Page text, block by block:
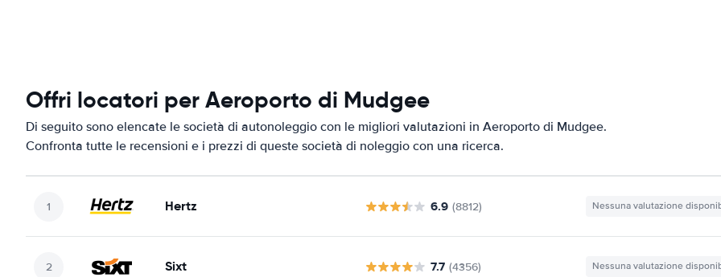
Offri locatori per Aeroporto di Mudgee
Di seguito sono elencate le società di autonoleggio con le migliori valutazioni in Aeroporto di Mudgee.
Confronta tutte le recensioni e i prezzi di queste società di noleggio con una ricerca.
Hertz 6.9 (8812) Nessuna valutazione
Sixt 7.7 (4356) Nessuna valutazione